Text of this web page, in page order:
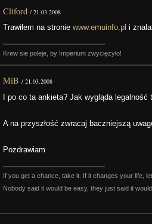
Cliford /21.03.2008
Trawiłem na stroniewww.emuinfo.pl i
Krew sie poleje, by Imperium zwyciężyło!
MiB /21.03.2008
I po co ta ankieta? Jak wygląda legalność
A na przyszłość zwracaj baczniejszą
Pozdrawiam
If you get a chance, take it. If it changes your life, let
Nobody said it would be easy, they just said it